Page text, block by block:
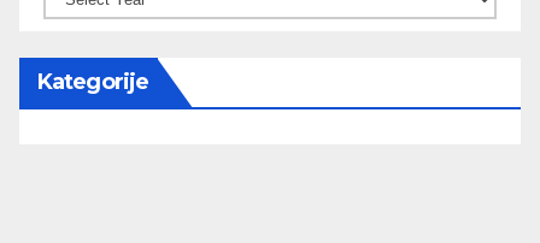
Kategorije